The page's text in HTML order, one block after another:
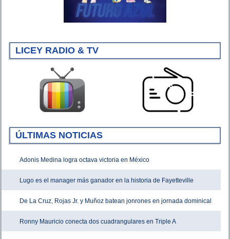
LICEY RADIO & TV
ÚLTIMAS NOTICIAS
Adonis Medina logra octava victoria en México
Lugo es el manager más ganador en la historia de Fayetteville
De La Cruz, Rojas Jr. y Muñoz batean jonrones en jornada dominical
Ronny Mauricio conecta dos cuadrangulares en Triple A